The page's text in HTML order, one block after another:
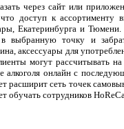
через сайт или
что доступ к
Екатеринбурга и
выбранную точку и
аксессуары для
могут рассчитывать
онлайн с
сеть точек
обучать сотрудников